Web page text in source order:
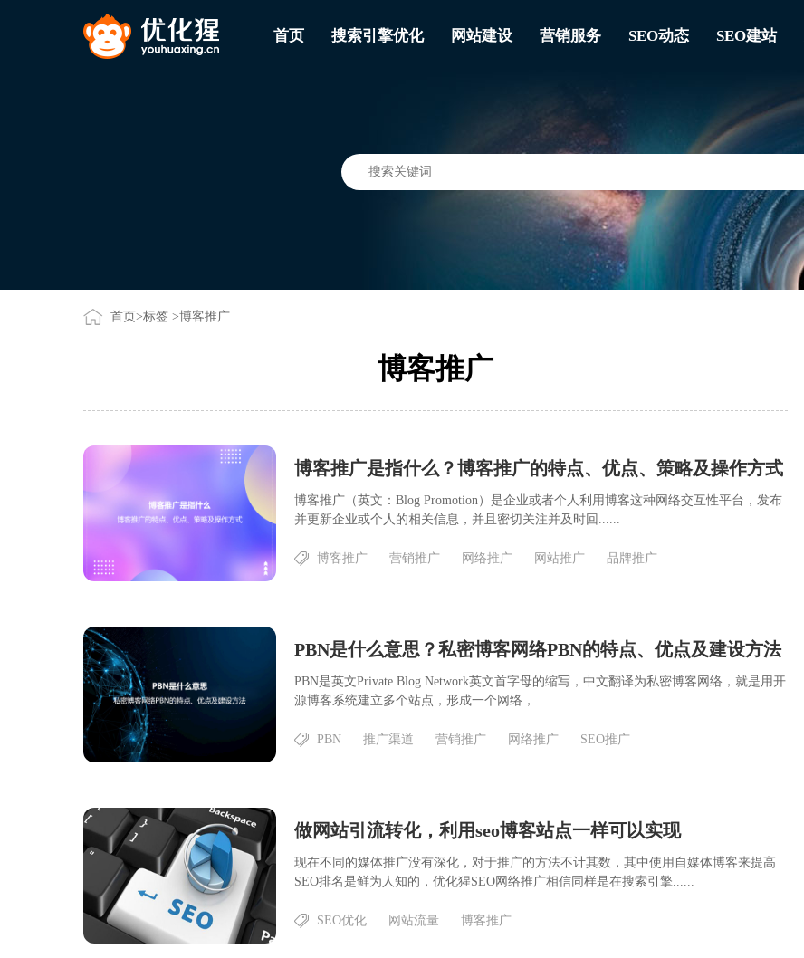
首页 搜索引擎优化 网站建设 营销服务 SEO动态 SEO建站
首页 >标签 >博客推广
博客推广
博客推广是指什么？博客推广的特点、优点、策略及操作方式
博客推广（英文：Blog Promotion）是企业或者个人利用博客这种网络交互性平台，发布
并更新企业或个人的相关信息，并且密切关注并及时回......
博客推广 营销推广 网络推广 网站推广 品牌推广
PBN是什么意思？私密博客网络PBN的特点、优点及建设方法
PBN是英文Private Blog Network英文首字母的缩写，中文翻译为私密博客网络，就是用开
源博客系统建立多个站点，形成一个网络，......
PBN 推广渠道 营销推广 网络推广 SEO推广
做网站引流转化，利用seo博客站点一样可以实现
现在不同的媒体推广没有深化，对于推广的方法不计其数，其中使用自媒体博客来提高
SEO排名是鲜为人知的，优化猩SEO网络推广相信同样是在搜索引擎......
SEO优化 网站流量 博客推广